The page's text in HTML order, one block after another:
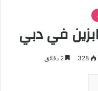
في دبي
328